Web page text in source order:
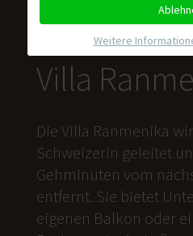
Villa
Die Villa Ranmenika
Schweizerin geleitet
Gehminuten vom
entfernt. Sie bietet
eigenen Balkon oder
Weitere